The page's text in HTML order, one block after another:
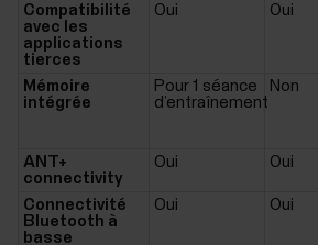
Compatibilité
avec les
applications
tierces
Oui Oui
Mémoire
intégrée
Pour 1 séance
d’entraînement
Non
ANT+
connectivity
Oui Oui
Connectivité
Bluetooth à
basse
Oui Oui